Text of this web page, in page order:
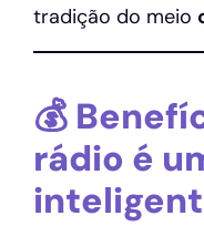
tradição do meio
💰
rádio é